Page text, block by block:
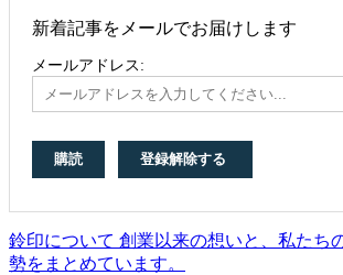
新着記事をメールでお届けします
メールアドレス:
鈴印について 創業以来の想いと、私たち
勢をまとめています。